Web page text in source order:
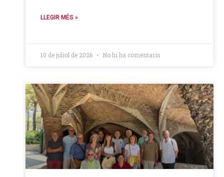
LLEGIR MÉS »
10 de juliol de 2026 No hi ha comentaris